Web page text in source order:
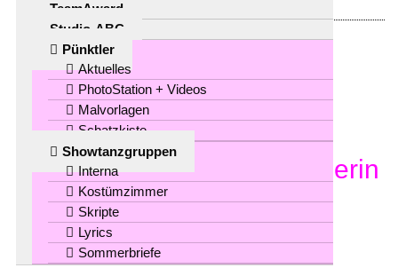
1
Juli
35-jährige Tänzerin, Pünktlerin
seit ihrem 5. Lebensjahr
MEHR
TeamAward
Studio-ABC
Pünktler
Aktuelles
PhotoStation + Videos
Malvorlagen
Schatzkiste
Showtanzgruppen
Interna
Kostümzimmer
Skripte
Lyrics
Sommerbriefe